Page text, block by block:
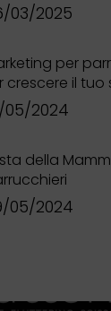
03/2025
per
crescere il tuo
05/2024
della
05/2024